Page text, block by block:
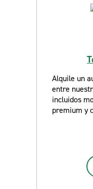
Alquile un
entre
incluidos
premium y